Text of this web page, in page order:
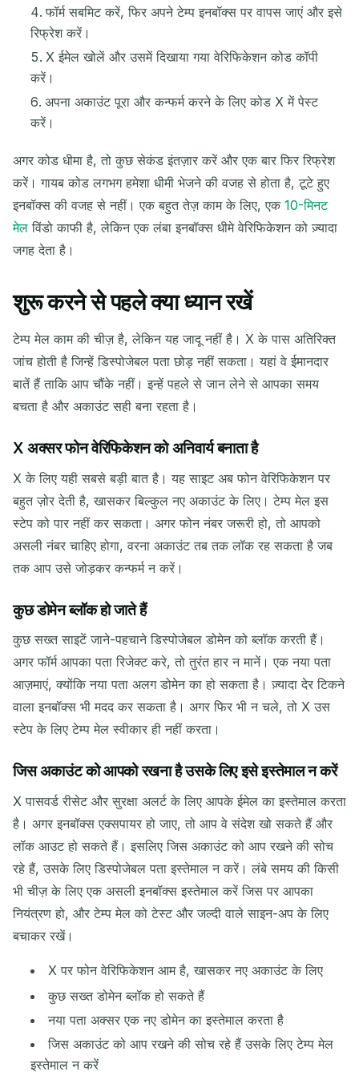
फॉर्म सबमिट करें, फिर अपने टेम्प इनबॉक्स पर वापस जाएं और इसे
रिफ्रेश करें।
X ईमेल खोलें और उसमें दिखाया गया वेरिफिकेशन कोड कॉपी
करें।
अपना अकाउंट पूरा और कन्फर्म करने के लिए कोड X में पेस्ट
करें।
अगर कोड धीमा है, तो कुछ सेकंड इंतज़ार करें और एक बार फिर रिफ्रेश
करें। गायब कोड लगभग हमेशा धीमी भेजने की वजह से होता है, टूटे हुए
इनबॉक्स की वजह से नहीं। एक बहुत तेज़ काम के लिए, एक 10-मिनट
मेल विंडो काफी है, लेकिन एक लंबा इनबॉक्स धीमे वेरिफिकेशन को ज़्यादा
जगह देता है।
शुरू करने से पहले क्या ध्यान रखें
टेम्प मेल काम की चीज़ है, लेकिन यह जादू नहीं है। X के पास अतिरिक्त
जांच होती है जिन्हें डिस्पोजेबल पता छोड़ नहीं सकता। यहां वे ईमानदार
बातें हैं ताकि आप चौंके नहीं। इन्हें पहले से जान लेने से आपका समय
बचता है और अकाउंट सही बना रहता है।
X अक्सर फोन वेरिफिकेशन को अनिवार्य बनाता है
X के लिए यही सबसे बड़ी बात है। यह साइट अब फोन वेरिफिकेशन पर
बहुत ज़ोर देती है, खासकर बिल्कुल नए अकाउंट के लिए। टेम्प मेल इस
स्टेप को पार नहीं कर सकता। अगर फोन नंबर जरूरी हो, तो आपको
असली नंबर चाहिए होगा, वरना अकाउंट तब तक लॉक रह सकता है जब
तक आप उसे जोड़कर कन्फर्म न करें।
कुछ डोमेन ब्लॉक हो जाते हैं
कुछ सख्त साइटें जाने-पहचाने डिस्पोजेबल डोमेन को ब्लॉक करती हैं।
अगर फॉर्म आपका पता रिजेक्ट करे, तो तुरंत हार न मानें। एक नया पता
आज़माएं, क्योंकि नया पता अलग डोमेन का हो सकता है। ज़्यादा देर टिकने
वाला इनबॉक्स भी मदद कर सकता है। अगर फिर भी न चले, तो X उस
स्टेप के लिए टेम्प मेल स्वीकार ही नहीं करता।
जिस अकाउंट को आपको रखना है उसके लिए इसे इस्तेमाल न करें
X पासवर्ड रीसेट और सुरक्षा अलर्ट के लिए आपके ईमेल का इस्तेमाल करता
है। अगर इनबॉक्स एक्सपायर हो जाए, तो आप वे संदेश खो सकते हैं और
लॉक आउट हो सकते हैं। इसलिए जिस अकाउंट को आप रखने की सोच
रहे हैं, उसके लिए डिस्पोजेबल पता इस्तेमाल न करें। लंबे समय की किसी
भी चीज़ के लिए एक असली इनबॉक्स इस्तेमाल करें जिस पर आपका
नियंत्रण हो, और टेम्प मेल को टेस्ट और जल्दी वाले साइन-अप के लिए
बचाकर रखें।
X पर फोन वेरिफिकेशन आम है, खासकर नए अकाउंट के लिए
कुछ सख्त डोमेन ब्लॉक हो सकते हैं
नया पता अक्सर एक नए डोमेन का इस्तेमाल करता है
जिस अकाउंट को आप रखने की सोच रहे हैं उसके लिए टेम्प मेल
इस्तेमाल न करें